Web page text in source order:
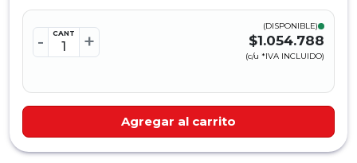
- CANT +
(DISPONIBLE)
$1.054.788
(c/u *IVA INCLUIDO)
Agregar al carrito